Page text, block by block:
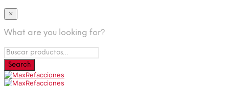
×
What are you looking for?